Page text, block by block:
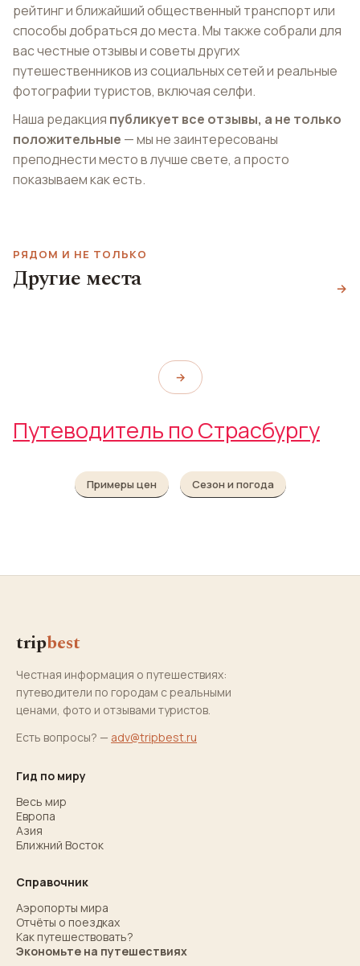
рейтинг и ближайший общественный транспорт или
способы добраться до места. Мы также собрали для
вас честные отзывы и советы других
путешественников из социальных сетей и реальные
фотографии туристов, включая селфи.
Наша редакция публикует все отзывы, а не только
положительные — мы не заинтересованы
преподнести место в лучше свете, а просто
показываем как есть.
РЯДОМ И НЕ ТОЛЬКО
Другие места →
Крытые мосты
→
Путеводитель по Страсбургу
Примеры цен Сезон и погода
tripbest
Честная информация о путешествиях:
путеводители по городам с реальными
ценами, фото и отзывами туристов.
Есть вопросы? — adv@tripbest.ru
Гид по миру
Весь мир
Европа
Азия
Ближний Восток
Справочник
Аэропорты мира
Отчёты о поездках
Как путешествовать?
Экономьте на путешествиях